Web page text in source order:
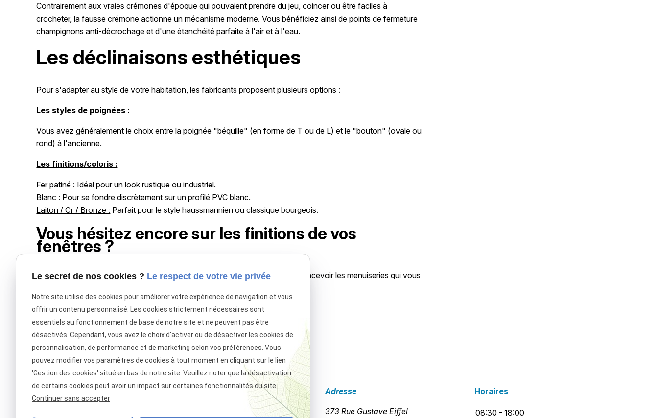
Contrairement aux vraies crémones d'époque qui pouvaient prendre du jeu, coincer ou être faciles à
crocheter, la fausse crémone actionne un mécanisme moderne. Vous bénéficiez ainsi de points de fermeture
champignons anti-décrochage et d'une étanchéité parfaite à l'air et à l'eau.
Les déclinaisons esthétiques
Pour s'adapter au style de votre habitation, les fabricants proposent plusieurs options :
Les styles de poignées :
Vous avez généralement le choix entre la poignée "béquille" (en forme de T ou de L) et le "bouton" (ovale ou
rond) à l'ancienne.
Les finitions/coloris :
Fer patiné : Idéal pour un look rustique ou industriel.
Blanc : Pour se fondre discrètement sur un profilé PVC blanc.
Laiton / Or / Bronze : Parfait pour le style haussmannien ou classique bourgeois.
Vous hésitez encore sur les finitions de vos
fenêtres ?
Notre expert est là pour vous guider : écrivez-nous ou appelez-nous pour concevoir les menuiseries qui vous
Cliquez sur ce lien pour accéder à l’onglet adapté :rubrique contact
X (formerly Twitter) est désactivé. Autoriser
Téléphone
02 49 88 05 45
Adresse
373 Rue Gustave Eiffel
Horaires
08:30 - 18:00
Le secret de nos cookies ? Le respect de votre vie privée
Notre site utilise des cookies pour améliorer votre expérience de navigation et vous
offrir un contenu personnalisé. Les cookies strictement nécessaires sont
essentiels au fonctionnement de base de notre site et ne peuvent pas être
désactivés. Cependant, vous avez le choix d'activer ou de désactiver les cookies de
personnalisation, de performance et de marketing selon vos préférences. Vous
pouvez modifier vos paramètres de cookies à tout moment en cliquant sur le lien
'Gestion des cookies' situé en bas de notre site. Veuillez noter que la désactivation
de certains cookies peut avoir un impact sur certaines fonctionnalités du site.
Continuer sans accepter